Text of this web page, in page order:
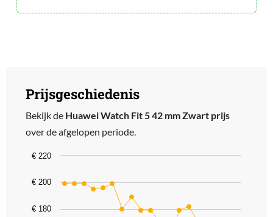
Prijsgeschiedenis
Bekijk de Huawei Watch Fit 5 42 mm Zwart prijs
over de afgelopen periode.
Chart
Line chart with 19 data points.
The chart has 1 X axis displaying categories.
The chart has 1 Y axis displaying values. Data ranges from 159 to
€ 180
€ 200
€ 220